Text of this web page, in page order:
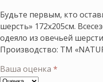
Будьте первым, кто
шерсть» 172х205см.
одеяло из овечьей
Производство: ТМ
Ваша оценка *